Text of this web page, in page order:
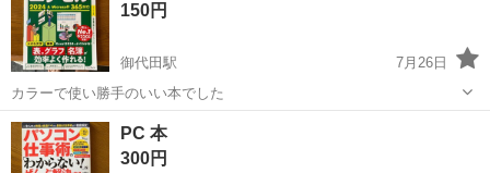
150円
御代田駅
7月26日
カラーで使い勝手のいい本でした
長野 北佐久郡 御代田駅
PC 本
300円